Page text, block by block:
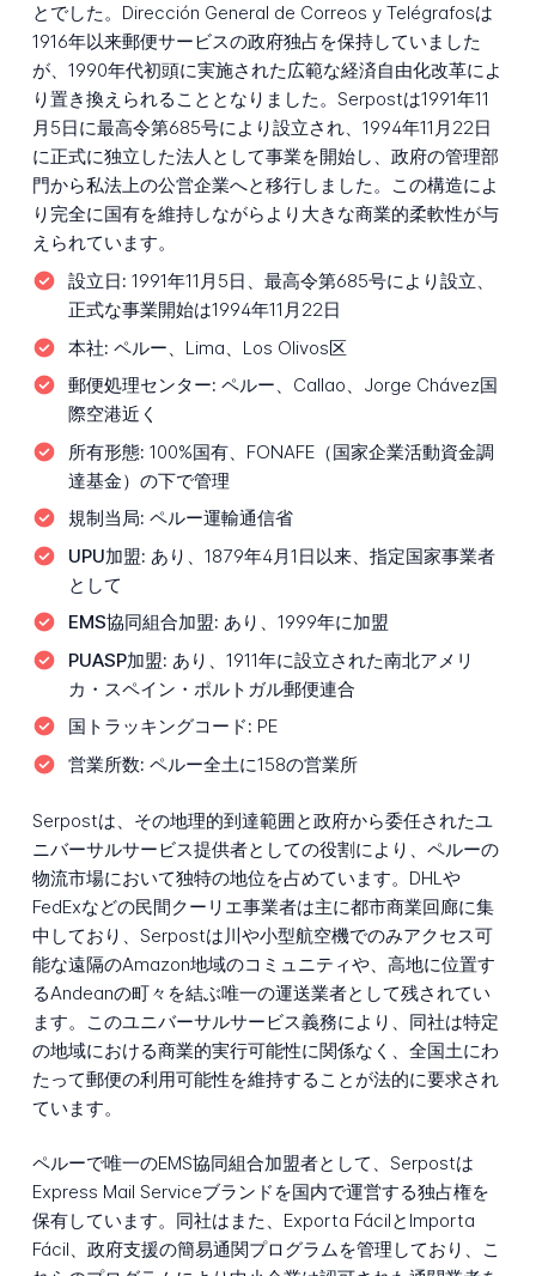
とでした。Dirección General de Correos y Telégrafosは
1916年以来郵便サービスの政府独占を保持していました
が、1990年代初頭に実施された広範な経済自由化改革によ
り置き換えられることとなりました。Serpostは1991年11
月5日に最高令第685号により設立され、1994年11月22日
に正式に独立した法人として事業を開始し、政府の管理部
門から私法上の公営企業へと移行しました。この構造によ
り完全に国有を維持しながらより大きな商業的柔軟性が与
えられています。
設立日: 1991年11月5日、最高令第685号により設立、
正式な事業開始は1994年11月22日
本社: ペルー、Lima、Los Olivos区
郵便処理センター: ペルー、Callao、Jorge Chávez国
際空港近く
所有形態: 100%国有、FONAFE（国家企業活動資金調
達基金）の下で管理
規制当局: ペルー運輸通信省
UPU加盟: あり、1879年4月1日以来、指定国家事業者
として
EMS協同組合加盟: あり、1999年に加盟
PUASP加盟: あり、1911年に設立された南北アメリ
カ・スペイン・ポルトガル郵便連合
国トラッキングコード: PE
営業所数: ペルー全土に158の営業所
Serpostは、その地理的到達範囲と政府から委任されたユ
ニバーサルサービス提供者としての役割により、ペルーの
物流市場において独特の地位を占めています。DHLや
FedExなどの民間クーリエ事業者は主に都市商業回廊に集
中しており、Serpostは川や小型航空機でのみアクセス可
能な遠隔のAmazon地域のコミュニティや、高地に位置す
るAndeanの町々を結ぶ唯一の運送業者として残されてい
ます。このユニバーサルサービス義務により、同社は特定
の地域における商業的実行可能性に関係なく、全国土にわ
たって郵便の利用可能性を維持することが法的に要求され
ています。
ペルーで唯一のEMS協同組合加盟者として、Serpostは
Express Mail Serviceブランドを国内で運営する独占権を
保有しています。同社はまた、Exporta FácilとImporta
Fácil、政府支援の簡易通関プログラムを管理しており、こ